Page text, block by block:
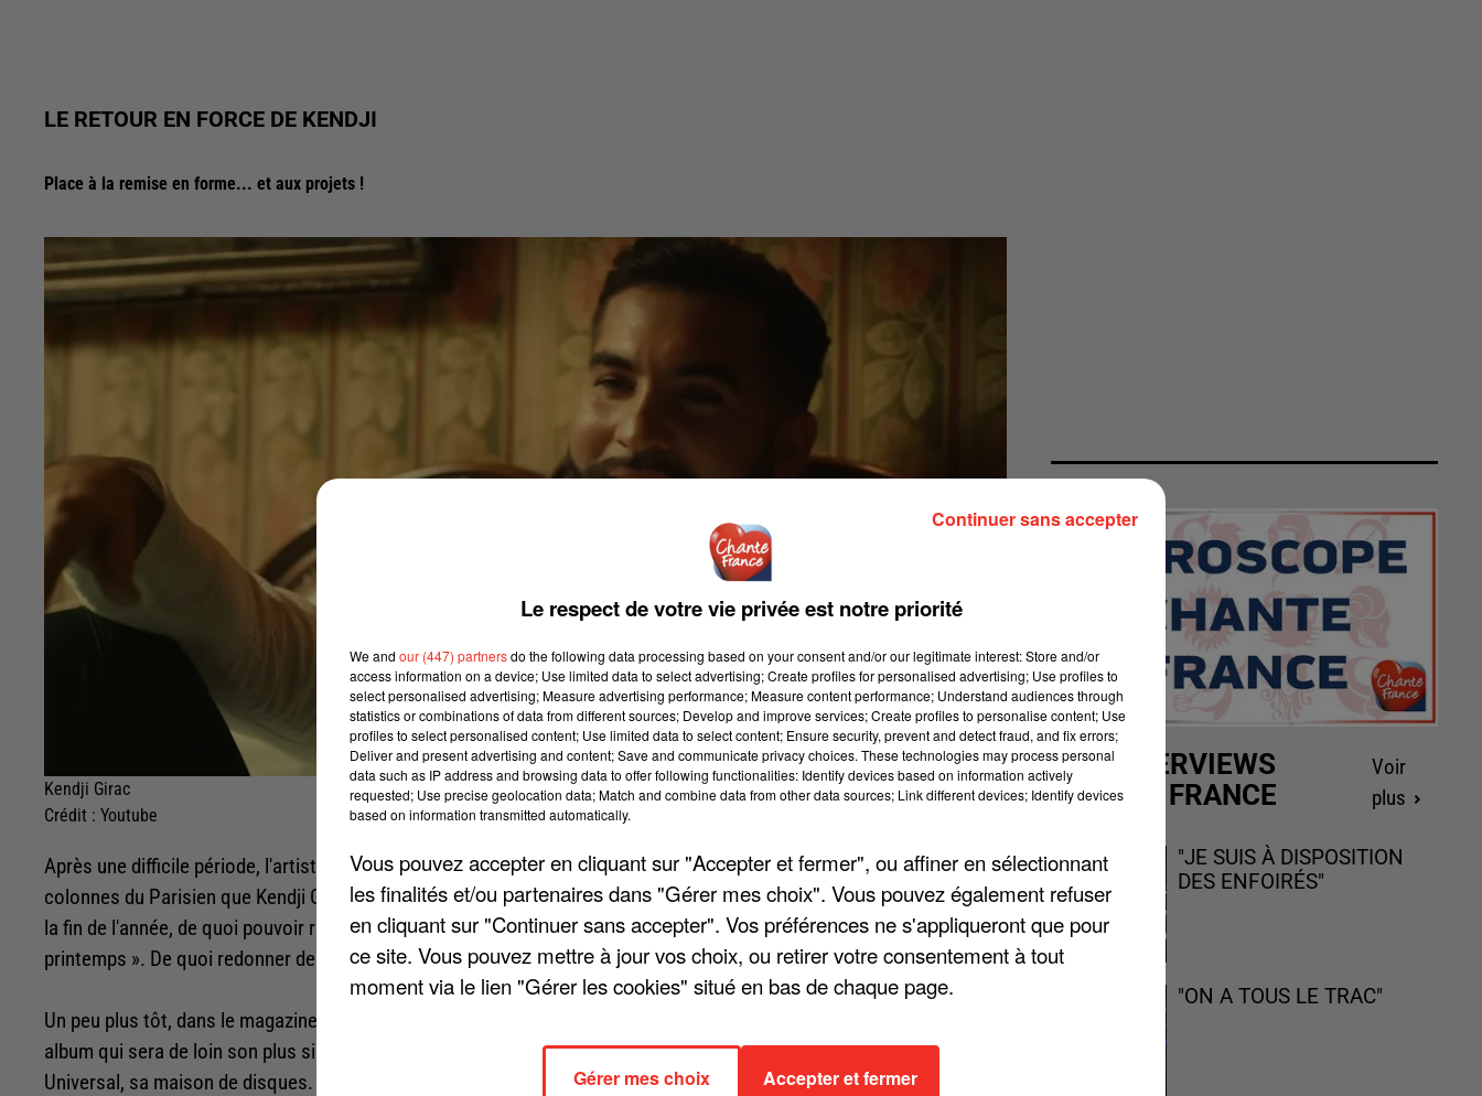
LE RETOUR EN FORCE DE KENDJI
Place à la remise en forme... et aux projets !
Kendji Girac
Crédit : Youtube
Après une difficile période, l'artiste semble être sur le point de revenir plus fort que jamais. On apprend dans les
colonnes du Parisien que Kendji Girac « ambitionne de sortir un nouveau titre le 30 août prochain avant un album d'ici
la fin de l'année, de quoi pouvoir repartir pour une nouvelle tournée et laisser derrière lui les mauvais souvenirs du
printemps ». De quoi redonner de l'espoir aux fans !
Un peu plus tôt, dans le magazine Paris Match, on pouvait lire que « pour le chanteur, un seul objectif : enregistrer un
album qui sera de loin son plus sincère, dont il loue déjà la profondeur des textes, attendu avec impatience par
Universal, sa maison de disques. Chaque jour dans son home studio, Kendji et son équipe peaufinent les prochaines
LES INTERVIEWS
CHANTE FRANCE
Voir
plus
"JE SUIS À DISPOSITION
DES ENFOIRÉS"
"ON A TOUS LE TRAC"
Le respect de votre vie privée est notre priorité
We and our (447) partnersdo the following data processing based on your consent and/or our legitimate interest: Store and/or
access information on a device; Use limited data to select advertising; Create profiles for personalised advertising; Use profiles to
select personalised advertising; Measure advertising performance; Measure content performance; Understand audiences through
statistics or combinations of data from different sources; Develop and improve services; Create profiles to personalise content; Use
profiles to select personalised content; Use limited data to select content; Ensure security, prevent and detect fraud, and fix errors;
Deliver and present advertising and content; Save and communicate privacy choices. These technologies may process personal
data such as IP address and browsing data to offer following functionalities: Identify devices based on information actively
requested; Use precise geolocation data; Match and combine data from other data sources; Link different devices; Identify devices
based on information transmitted automatically.
Vous pouvez accepter en cliquant sur "Accepter et fermer", ou affiner en sélectionnant
les finalités et/ou partenaires dans "Gérer mes choix". Vous pouvez également refuser
en cliquant sur "Continuer sans accepter". Vos préférences ne s'appliqueront que pour
ce site. Vous pouvez mettre à jour vos choix, ou retirer votre consentement à tout
moment via le lien "Gérer les cookies" situé en bas de chaque page.
Gérer mes choix Accepter et fermer
Continuer sans accepter